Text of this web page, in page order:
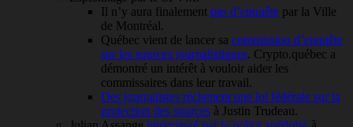
Il n’y aura finalement pas d’enquête par la Ville
de Montréal.
Québec vient de lancer sa commission d’enquête
sur les sources journalistiques. Crypto.québec a
démontré un intérêt à vouloir aider les
commissaires dans leur travail.
Des journalistes réclament une loi fédérale sur la
protection des sources à Justin Trudeau.